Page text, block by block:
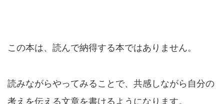
この本は、読んで納得する本ではありません。
読みながらやってみることで、共感しながら自分の
考えを伝える文章を書けるようになります。